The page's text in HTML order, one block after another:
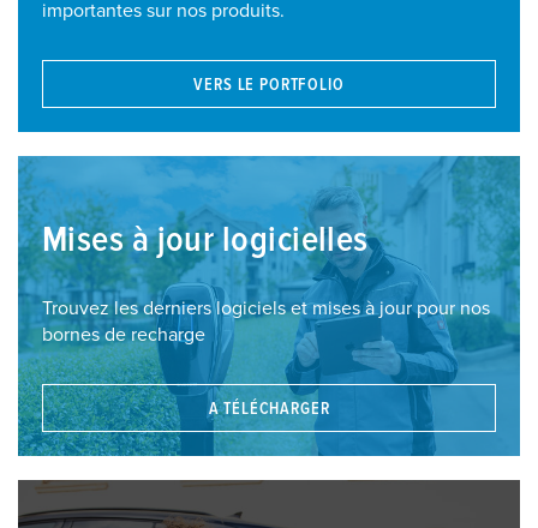
importantes sur nos produits.
VERS LE PORTFOLIO
Mises à jour logicielles
Trouvez les derniers logiciels et mises à jour pour nos
bornes de recharge
A TÉLÉCHARGER